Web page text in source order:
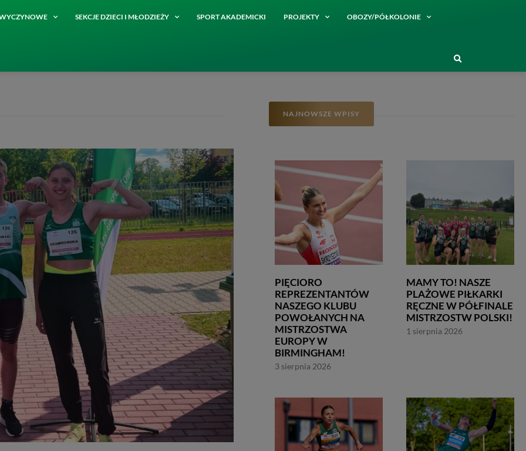
WYCZYNOWE SEKCJE DZIECI I MŁODZIEŻY SPORT AKADEMICKI PROJEKTY OBOZY/PÓŁKOLONIE
NAJNOWSZE WPISY
PIĘCIORO
REPREZENTANTÓW
NASZEGO KLUBU
POWOŁANYCH NA
MISTRZOSTWA
EUROPY W
BIRMINGHAM!
3 sierpnia 2026
MAMY TO! NASZE
PLAŻOWE PIŁKARKI
RĘCZNE W PÓŁFINALE
MISTRZOSTW POLSKI!
1 sierpnia 2026